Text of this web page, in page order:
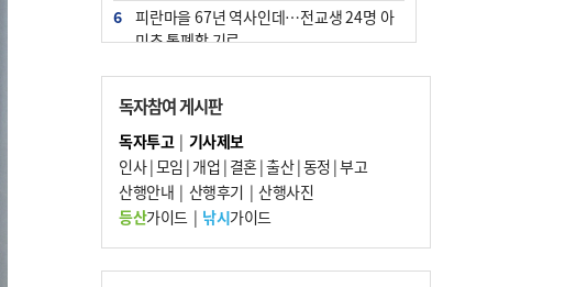
6
피란마을 67년 역사인데…전교생 24명 아
미초 통폐합 기로
7
부울경 주말부터 비소식…‘극한 폭염’ 한풀
꺾일 듯
8
[사설] 해수부 신청사 북항으로 확정, 해양
수도 도약의 전환점
9
외국인 선원 ‘인신매매 경유지’ 된 부산…
우려가 현실로
10 르노 못 타는 부산시장…관용차 규정에 막
힌 지역기업 응원
독자참여 게시판
독자투고| 기사제보
인사|모임 | 개업 | 결혼|출산|동정 |부고
산행안내 | 산행후기 | 산행사진
등산가이드| 낚시가이드